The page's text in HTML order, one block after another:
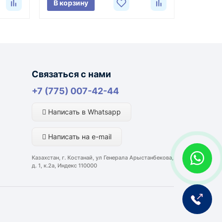
о состоянии товара на момент
компании и условий маршрута.
В корзину
Связаться с нами
+7 (775) 007-42-44
Написать в Whatsapp
Написать на e-mail
Казахстан, г. Костанай, ул Генерала Арыстанбекова,
д. 1, к.2а, Индекс 110000